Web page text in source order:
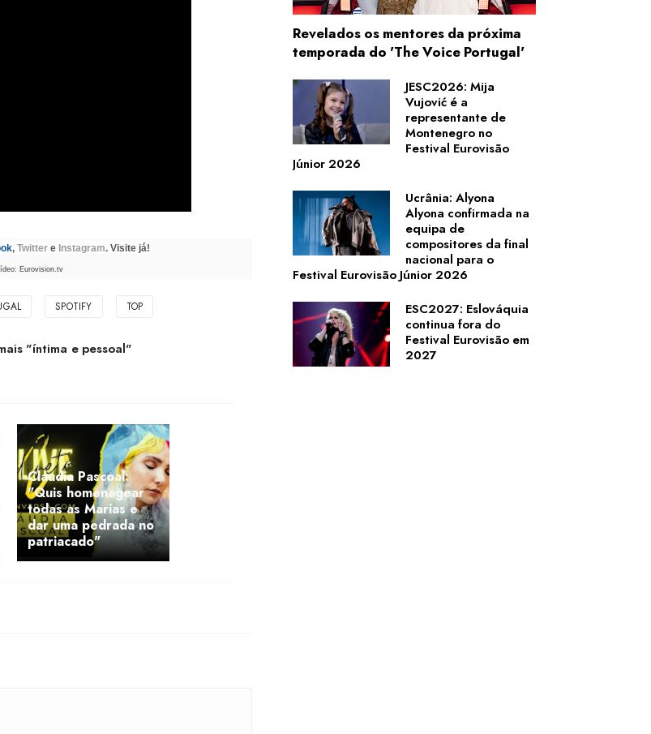
, Twitter e Instagram. Visite já!
Eurovision.tv
SPOTIFY TOP
"íntima e pessoal"
Cláudia Pascoal:
"Quis homenagear
todas as Marias e
dar uma pedrada no
patriacado"
Revelados os mentores da próxima
temporada do 'The Voice Portugal'
JESC2026: Mija
Vujović é a
representante de
Montenegro no
Festival Eurovisão
Júnior 2026
Ucrânia: Alyona
Alyona confirmada na
equipa de
compositores da final
nacional para o
Festival Eurovisão Júnior 2026
ESC2027: Eslováquia
continua fora do
Festival Eurovisão em
2027